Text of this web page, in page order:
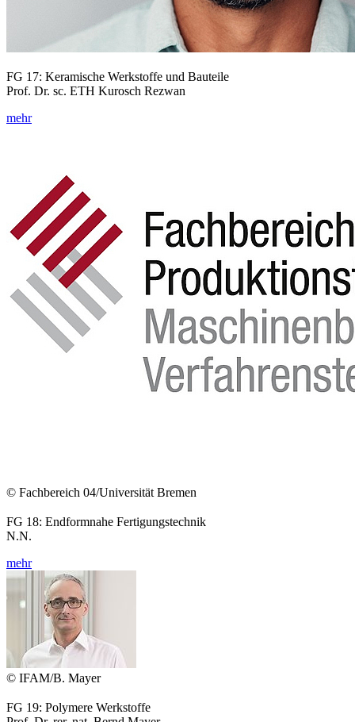
FG 17: Keramische Werkstoffe und Bauteile
Prof. Dr. sc. ETH Kurosch Rezwan
mehr
© Fachbereich 04/Universität Bremen
FG 18: Endformnahe Fertigungstechnik
N.N.
mehr
© IFAM/B. Mayer
FG 19: Polymere Werkstoffe